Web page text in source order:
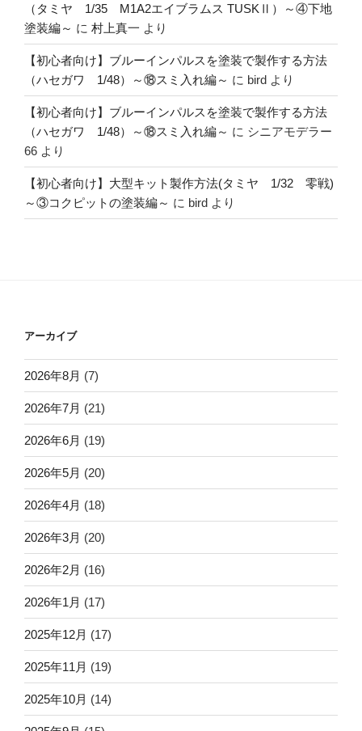
（タミヤ 1/35 M1A2エイブラムス TUSKⅡ）～④下地
塗装編～ に 村上真一 より
【初心者向け】ブルーインパルスを塗装で製作する方法
（ハセガワ 1/48）～⑱スミ入れ編～ に bird より
【初心者向け】ブルーインパルスを塗装で製作する方法
（ハセガワ 1/48）～⑱スミ入れ編～ に シニアモデラー
66 より
【初心者向け】大型キット製作方法(タミヤ 1/32 零戦)
～③コクピットの塗装編～ に bird より
アーカイブ
2026年8月 (7)
2026年7月 (21)
2026年6月 (19)
2026年5月 (20)
2026年4月 (18)
2026年3月 (20)
2026年2月 (16)
2026年1月 (17)
2025年12月 (17)
2025年11月 (19)
2025年10月 (14)